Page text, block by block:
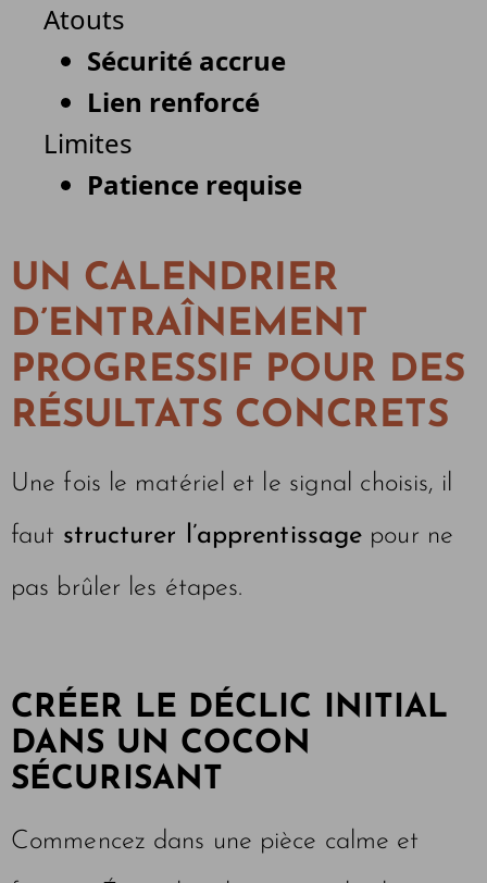
Atouts
Sécurité accrue
Lien renforcé
Limites
Patience requise
UN CALENDRIER
D’ENTRAÎNEMENT
PROGRESSIF POUR DES
RÉSULTATS CONCRETS
Une fois le matériel et le signal choisis, il
faut structurer l’apprentissage pour ne
pas brûler les étapes.
CRÉER LE DÉCLIC INITIAL
DANS UN COCON
SÉCURISANT
Commencez dans une pièce calme et